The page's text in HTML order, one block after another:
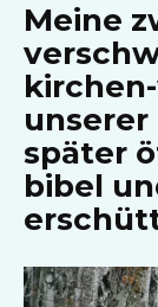
Meine
unserer
später
bibel